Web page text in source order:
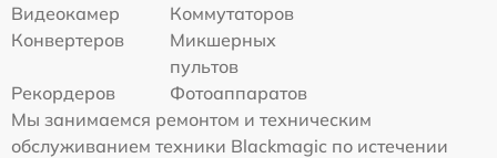
Видеокамер
Коммутаторов
Конвертеров
Микшерных
пультов
Рекордеров
Фотоаппаратов
Мы занимаемся ремонтом и техническим
обслуживанием техники Blackmagic по истечении